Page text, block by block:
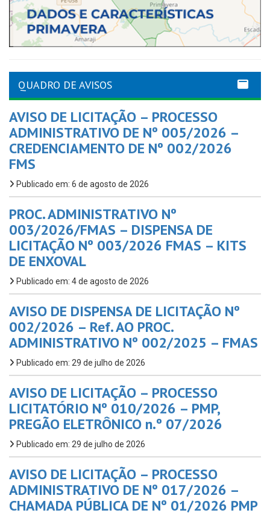
QUADRO DE AVISOS
AVISO DE LICITAÇÃO – PROCESSO
ADMINISTRATIVO DE Nº 005/2026 –
CREDENCIAMENTO DE Nº 002/2026
FMS
Publicado em: 6 de agosto de 2026
PROC. ADMINISTRATIVO Nº
003/2026/FMAS – DISPENSA DE
LICITAÇÃO Nº 003/2026 FMAS – KITS
DE ENXOVAL
Publicado em: 4 de agosto de 2026
AVISO DE DISPENSA DE LICITAÇÃO Nº
002/2026 – Ref. AO PROC.
ADMINISTRATIVO Nº 002/2025 – FMAS
Publicado em: 29 de julho de 2026
AVISO DE LICITAÇÃO – PROCESSO
LICITATÓRIO Nº 010/2026 – PMP,
PREGÃO ELETRÔNICO n.º 07/2026
Publicado em: 29 de julho de 2026
AVISO DE LICITAÇÃO – PROCESSO
ADMINISTRATIVO DE Nº 017/2026 –
CHAMADA PÚBLICA DE Nº 01/2026 PMP